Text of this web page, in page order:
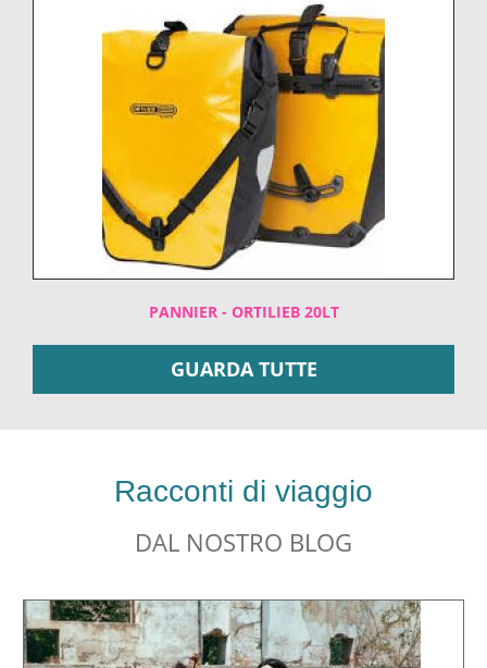
PANNIER - ORTILIEB 20LT
GUARDA TUTTE
Racconti di viaggio
DAL NOSTRO BLOG